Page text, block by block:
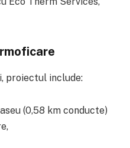
proiectul include:
(0,58 km conducte)